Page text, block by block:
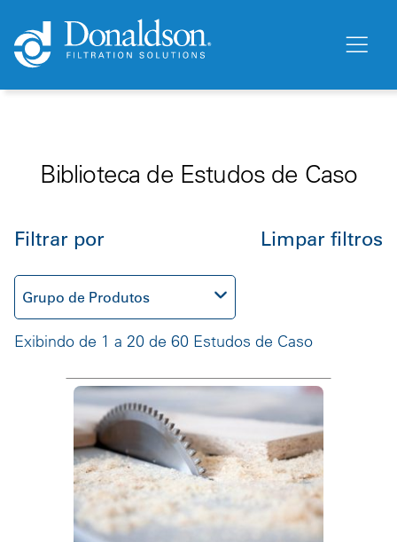
Biblioteca de Estudos de Caso
Filtrar por Limpar filtros
Grupo de Produtos
Exibindo de 1 a 20 de 60 Estudos de Caso